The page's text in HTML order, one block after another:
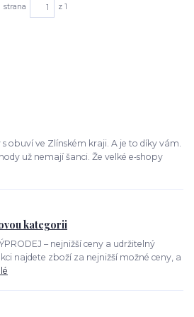
obuví ve Zlínském kraji. A je to díky vám.
už nemají šanci. Že velké e‑shopy
kategorii
– nejnižší ceny a udržitelný
najdete zboží za nejnižší možné ceny, a
strana z 1